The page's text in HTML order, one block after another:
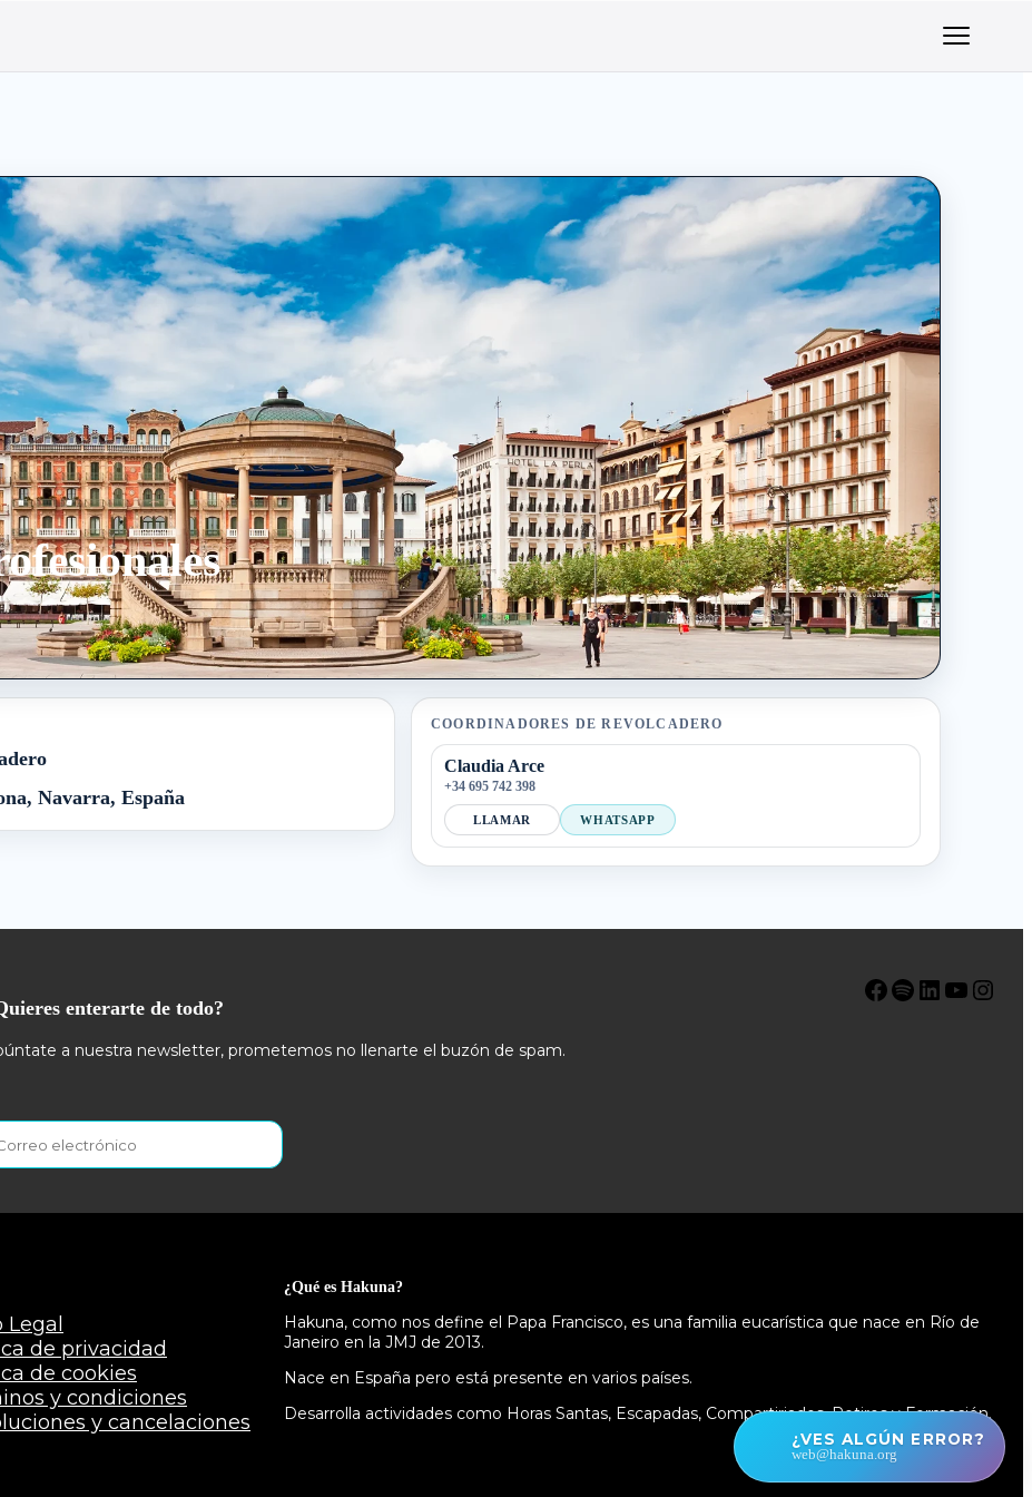
Navarra, España
COORDINADORES DE REVOLCADERO
Claudia Arce
+34 695 742 398
LLAMAR WHATSAPP
enterarte de todo?
a nuestra newsletter, prometemos no llenarte el buzón de spam.
Facebook Spotify LinkedIn YouTube Instagram
Legal
de privacidad
de cookies
y condiciones
y cancelaciones
¿Qué es Hakuna?
Hakuna, como nos define el Papa Francisco, es una familia eucarística que nace en Río de
Janeiro en la JMJ de 2013.
Nace en España pero está presente en varios países.
Desarrolla actividades como Horas Santas, Escapadas, Compartiriados, Retiros y Formación.
¿VES ALGÚN ERROR?
web@hakuna.org